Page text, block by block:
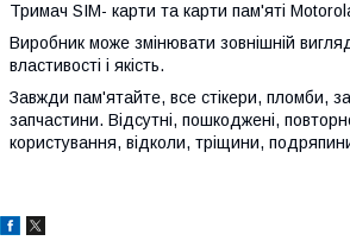
Тримач SIM- карти та карти пам'яті
Виробник може змінювати зовнішній
властивості і якість.
Завжди пам'ятайте, все стікери, пломби,
запчастини. Відсутні, пошкоджені,
користування, відколи, тріщини,